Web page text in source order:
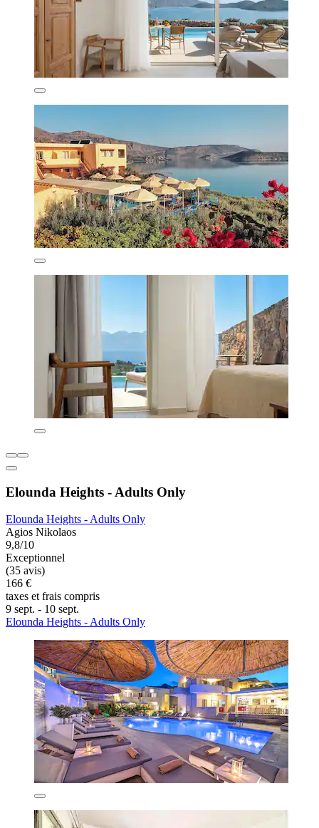
Elounda Heights - Adults Only
Elounda Heights - Adults Only
Agios Nikolaos
9,8/10
Exceptionnel
(35 avis)
166 €
taxes et frais compris
9 sept. - 10 sept.
Elounda Heights - Adults Only